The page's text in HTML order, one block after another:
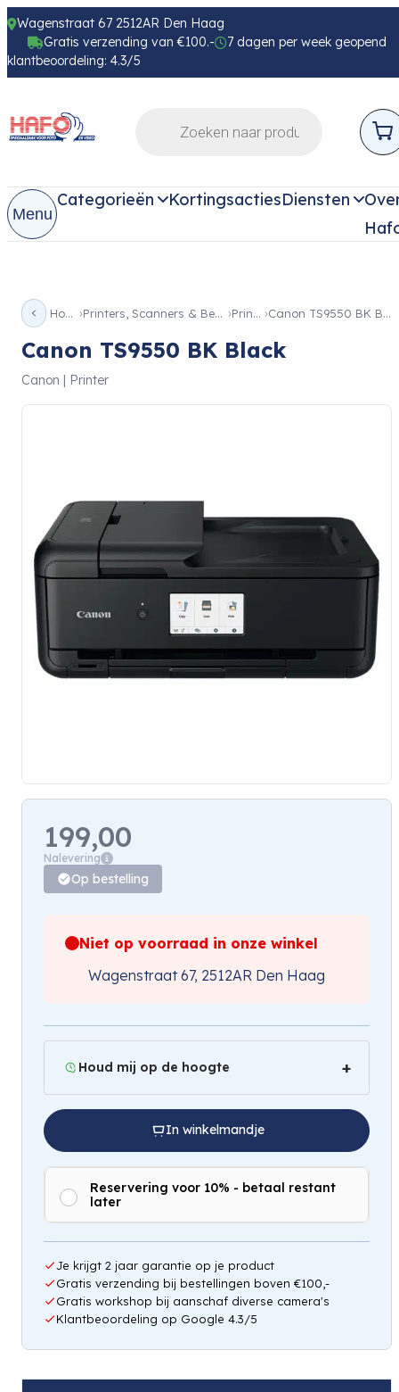
Wagenstraat 67 2512AR Den Haag
Gratis verzending van €100.-
7 dagen per week geopend
klantbeoordeling: 4.3/5
Menu
Categorieën KortingsactiesDiensten
Home Printers, Scanners & Beamer Printer Canon TS9550 BK Black
Canon TS9550 BK Black
Canon | Printer
199,00
Nalevering
Op bestelling
Niet op voorraad in onze winkel
Wagenstraat 67, 2512AR Den Haag
Houd mij op de hoogte
Hou mij op de hoogte
In winkelmandje
Reservering voor 10% - betaal restant
later
Je krijgt 2 jaar garantie op je product
Gratis verzending bij bestellingen boven €100,-
Gratis workshop bij aanschaf diverse camera's
Klantbeoordeling op Google 4.3/5